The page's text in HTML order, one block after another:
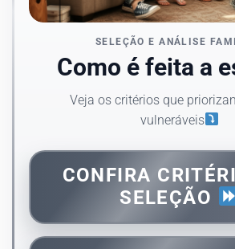
SELEÇÃO E ANÁLISE
Como é feita a
Veja os critérios que
vulneráveis
CONFIRA
SELEÇÃO